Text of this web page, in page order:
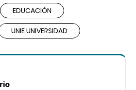
EDUCACIÓN
UNIE UNIVERSIDAD